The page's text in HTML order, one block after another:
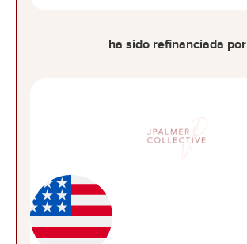
ha sido refinanciada por